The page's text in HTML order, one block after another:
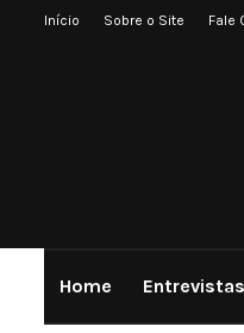
Início Sobre o Site Fale
Home Entrevistas